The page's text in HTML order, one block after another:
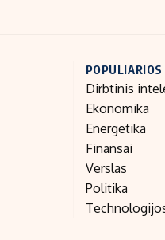
Dirbtinis
Ekonomika
Energetika
Finansai
Verslas
Politika